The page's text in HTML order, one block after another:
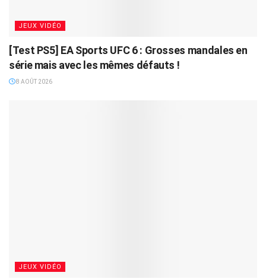
JEUX VIDÉO
[Test PS5] EA Sports UFC 6 : Grosses mandales en
série mais avec les mêmes défauts !
8 AOÛT 2026
JEUX VIDÉO